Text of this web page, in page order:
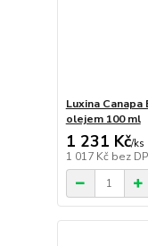
Luxina
olejem 100 ml
1 231 Kč/ks
1 017 Kč bez